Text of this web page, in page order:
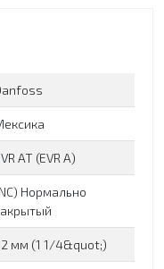
AT (EVR A)
Нормально
мм (1 1/4&quot;)